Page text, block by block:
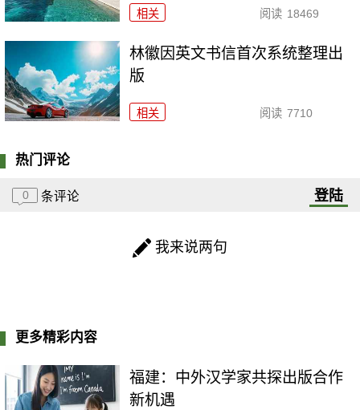
相关 阅读 18469
林徽因英文书信首次系统整理出
版
相关 阅读 7710
热门评论
0 条评论 登陆
我来说两句
更多精彩内容
福建：中外汉学家共探出版合作
新机遇